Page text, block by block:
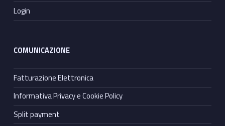
Login
COMUNICAZIONE
Fatturazione Elettronica
Informativa Privacy e Cookie Policy
Split payment